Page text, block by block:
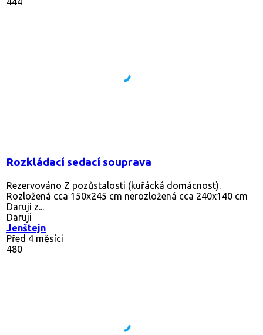
Rozkládací sedací souprava
Rezervováno Z pozůstalosti (kuřácká domácnost).
Rozložená cca 150x245 cm nerozložená cca 240x140 cm
Daruji z...
Daruji
Jenštejn
Před 4 měsíci
480